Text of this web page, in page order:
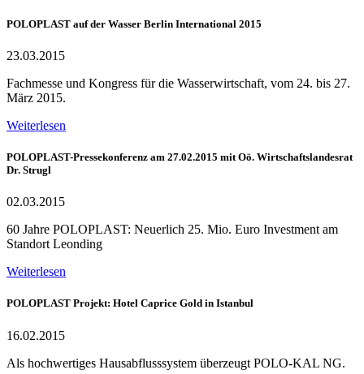
POLOPLAST auf der Wasser Berlin International 2015
23.03.2015
Fachmesse und Kongress für die Wasserwirtschaft, vom 24. bis 27.
März 2015.
Weiterlesen
POLOPLAST-Pressekonferenz am 27.02.2015 mit Oö. Wirtschaftslandesrat
Dr. Strugl
02.03.2015
60 Jahre POLOPLAST: Neuerlich 25. Mio. Euro Investment am
Standort Leonding
Weiterlesen
POLOPLAST Projekt: Hotel Caprice Gold in Istanbul
16.02.2015
Als hochwertiges Hausabflusssystem überzeugt POLO-KAL NG.